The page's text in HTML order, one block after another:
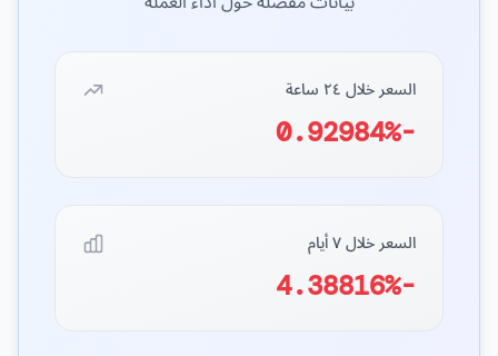
السعر خلال ٢٤ ساعة
-0.92984%
السعر خلال ٧ أيام
-4.38816%